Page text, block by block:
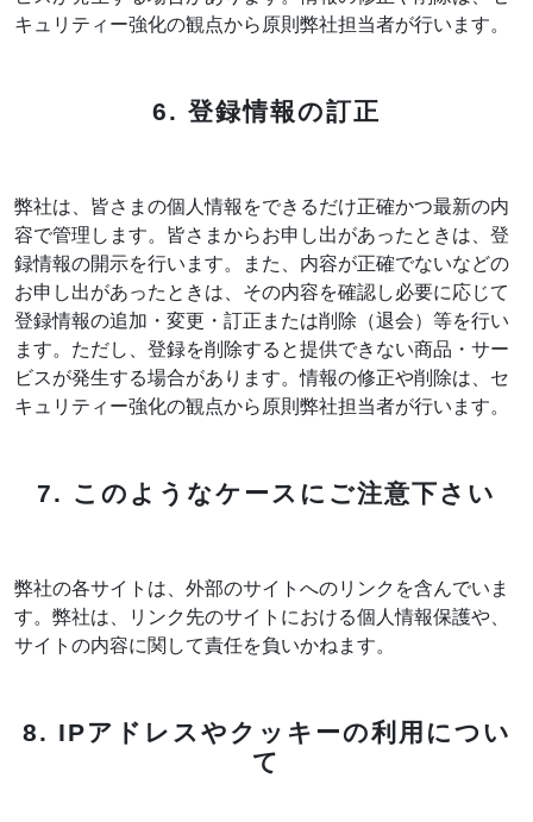
キュリティー強化の観点から原則弊社担当者が行います。
6. 登録情報の訂正
弊社は、皆さまの個人情報をできるだけ正確かつ最新の内
容で管理します。皆さまからお申し出があったときは、登
録情報の開示を行います。また、内容が正確でないなどの
お申し出があったときは、その内容を確認し必要に応じて
登録情報の追加・変更・訂正または削除（退会）等を行い
ます。ただし、登録を削除すると提供できない商品・サー
ビスが発生する場合があります。情報の修正や削除は、セ
キュリティー強化の観点から原則弊社担当者が行います。
7. このようなケースにご注意下さい
弊社の各サイトは、外部のサイトへのリンクを含んでいま
す。弊社は、リンク先のサイトにおける個人情報保護や、
サイトの内容に関して責任を負いかねます。
8. IPアドレスやクッキーの利用につい
て